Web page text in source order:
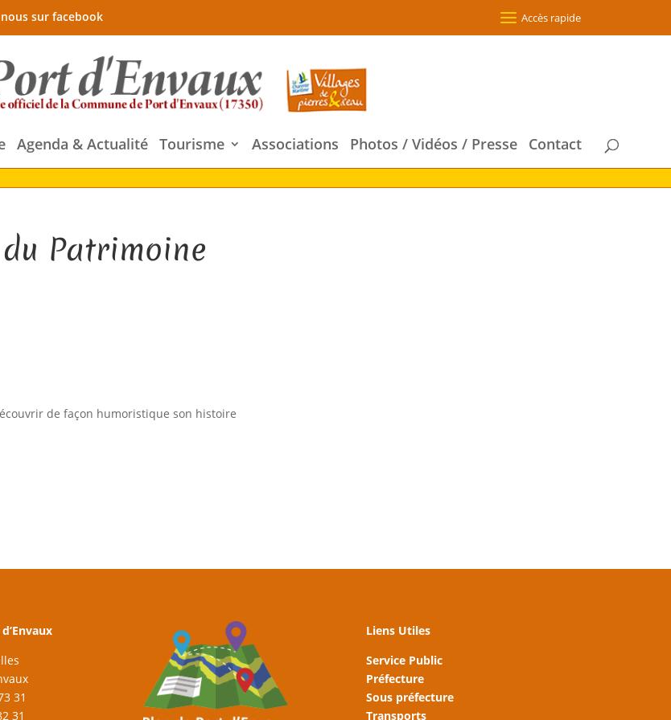
sur facebook Accès rapide
Agenda & Actualité Tourisme Associations Photos / Vidéos / Presse Contact
Patrimoine
de façon humoristique son histoire
31
31
Liens Utiles
Service Public
Préfecture
Sous préfecture
Transports